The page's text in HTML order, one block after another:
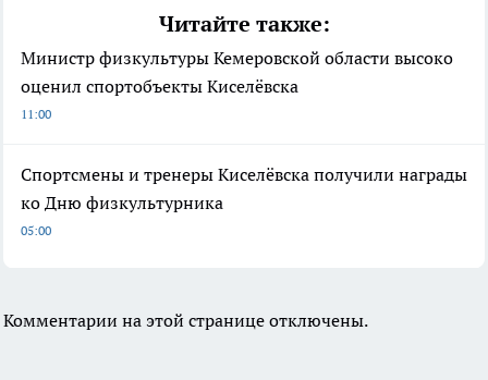
Читайте также:
Министр физкультуры Кемеровской области высоко
оценил спортобъекты Киселёвска
11:00
Спортсмены и тренеры Киселёвска получили награды
ко Дню физкультурника
05:00
Комментарии на этой странице отключены.